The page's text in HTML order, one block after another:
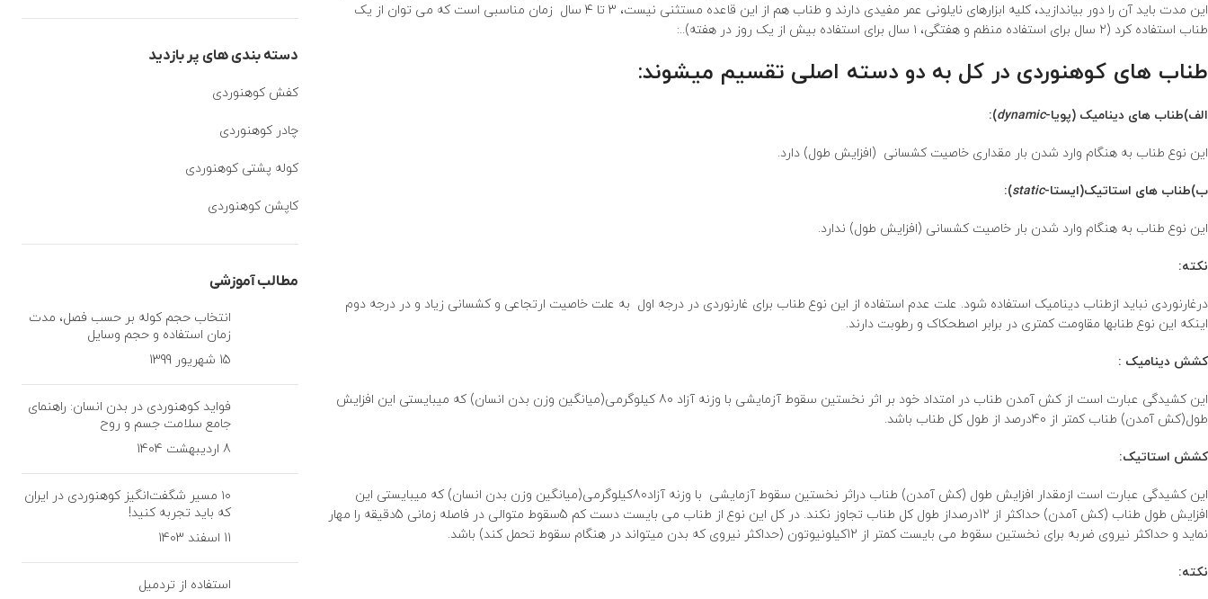
این مدت باید آن را دور بیاندازید، کلیه ابزارهای نایلونی عمر مفیدی دارند و طناب هم از این قاعده مستثنی نیست، ۳ تا ۴ سال زمان مناسبی است که می توان از یک
طناب استفاده کرد (۲ سال برای استفاده منظم و هفتگی، ۱ سال برای استفاده بیش از یک روز در هفته)..:
طناب های کوهنوردی در کل به دو دسته اصلی تقسیم میشوند:
الف)طناب های دینامیک (پویا-dynamic
):
این نوع طناب به هنگام وارد شدن بار مقداری خاصیت کشسانی (افزایش طول) دارد.
ب)طناب های استاتیک(ایستا-static
):
این نوع طناب به هنگام وارد شدن بار خاصیت کشسانی (افزایش طول) ندارد.
نکته:
درغارنوردی نباید ازطناب دینامیک استفاده شود. علت عدم استفاده از این نوع طناب برای غارنوردی در درجه اول به علت خاصیت ارتجاعی و کشسانی زیاد و در درجه دوم
اینکه این نوع طنابها مقاومت کمتری در برابر اصطحکاک و رطوبت دارند.
کشش دینامیک :
این کشیدگی عبارت است از کش آمدن طناب در امتداد خود بر اثر نخستین سقوط آزمایشی با وزنه آزاد 80 کیلوگرمی(میانگین وزن بدن انسان) که میبایستی این افزایش
طول(کش آمدن) طناب کمتر از 40درصد از طول کل طناب باشد.
کشش استاتیک:
این کشیدگی عبارت است ازمقدار افزایش طول (کش آمدن) طناب دراثر نخستین سقوط آزمایشی با وزنه آزاد80کیلوگرمی(میانگین وزن بدن انسان) که میبایستی این
افزایش طول طناب (کش آمدن) حداکثر از 12درصداز طول کل طناب تجاوز نکند. در کل این نوع از طناب می بایست دست کم 5سقوط متوالی در فاصله زمانی 5دقیقه را مهار
نماید و حداکثر نیروی ضربه برای نخستین سقوط می بایست کمتر از 12کیلونیوتون (حداکثر نیروی که بدن میتواند در هنگام سقوط تحمل کند) باشد.
نکته:
دسته بندی های پر بازدید
کفش کوهنوردی
چادر کوهنوردی
کوله پشتی کوهنوردی
کاپشن کوهنوردی
مطالب آموزشی
انتخاب حجم کوله بر حسب فصل، مدت
زمان استفاده و حجم وسایل
15 شهریور 1399
فواید کوهنوردی در بدن انسان: راهنمای
جامع سلامت جسم و روح
8 اردیبهشت 1404
۱۰ مسیر شگفت‌انگیز کوهنوردی در ایران
که باید تجربه کنید!
11 اسفند 1403
استفاده از تردمیل